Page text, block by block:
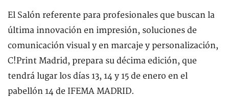
El Salón referente para profesionales que buscan la
última innovación en impresión, soluciones de
comunicación visual y en marcaje y personalización,
C!Print Madrid, prepara su décima edición, que
tendrá lugar los días 13, 14 y 15 de enero en el
pabellón 14 de IFEMA MADRID.